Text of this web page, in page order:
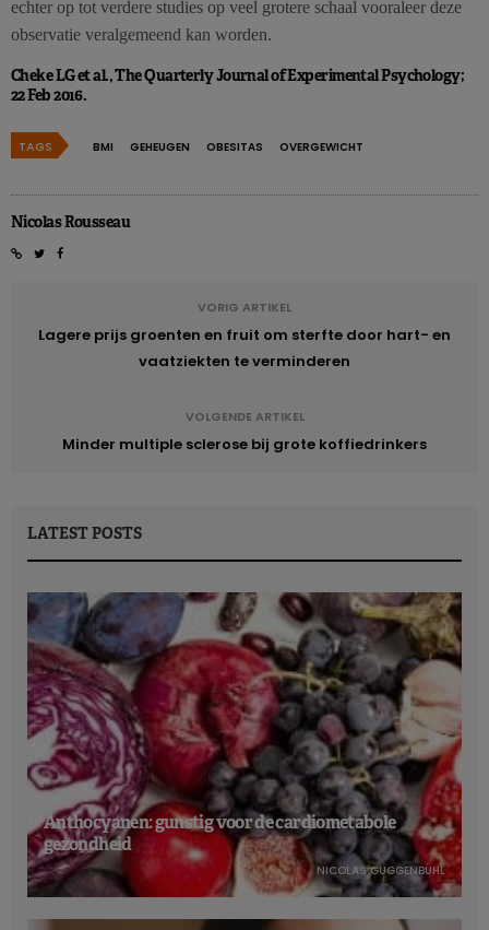
echter op tot verdere studies op veel grotere schaal vooraleer deze
observatie veralgemeend kan worden.
Cheke LG et al., The Quarterly Journal of Experimental Psychology;
22 Feb 2016.
TAGS BMI GEHEUGEN OBESITAS OVERGEWICHT
Nicolas Rousseau
VORIG ARTIKEL
Lagere prijs groenten en fruit om sterfte door hart- en
vaatziekten te verminderen
VOLGENDE ARTIKEL
Minder multiple sclerose bij grote koffiedrinkers
LATEST POSTS
Anthocyanen: gunstig voor de cardiometabole
gezondheid
NICOLAS GUGGENBÜHL